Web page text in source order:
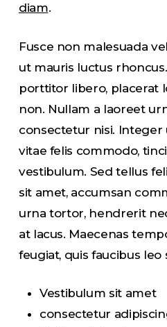
diam.
Fusce non malesuada
ut mauris luctus
porttitor libero, placerat
non. Nullam a laoreet
consectetur nisi.
vitae felis commodo,
vestibulum. Sed tellus
sit amet, accumsan
urna tortor, hendrerit
at lacus. Maecenas
feugiat, quis faucibus leo
Vestibulum sit amet
consectetur